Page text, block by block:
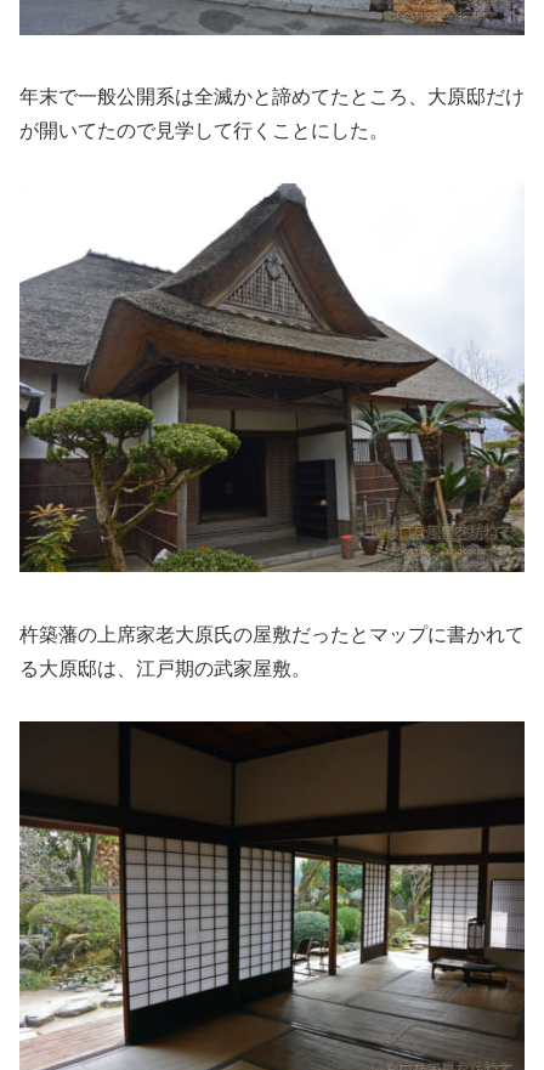
年末で一般公開系は全滅かと諦めてたところ、大原邸だけ
が開いてたので見学して行くことにした。
杵築藩の上席家老大原氏の屋敷だったとマップに書かれて
る大原邸は、江戸期の武家屋敷。